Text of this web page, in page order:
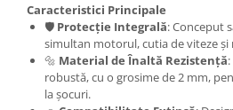
Carlige Mazda
Carlige Mercedes
Carlige MG
Carlige Mini
Scut motor Renault
Scut motor SAAB
Scut motor Seat
Scut motor Skoda
Caracteristici Principale
🛡️ Protecție Integrală: Conceput
simultan motorul, cutia de viteze și
🔩 Material de Înaltă Rezistență
robustă, cu o grosime de 2 mm,
la șocuri.